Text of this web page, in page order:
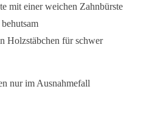
mit einer weichen Zahnbürste
Holzstäbchen für schwer
nur im Ausnahmefall